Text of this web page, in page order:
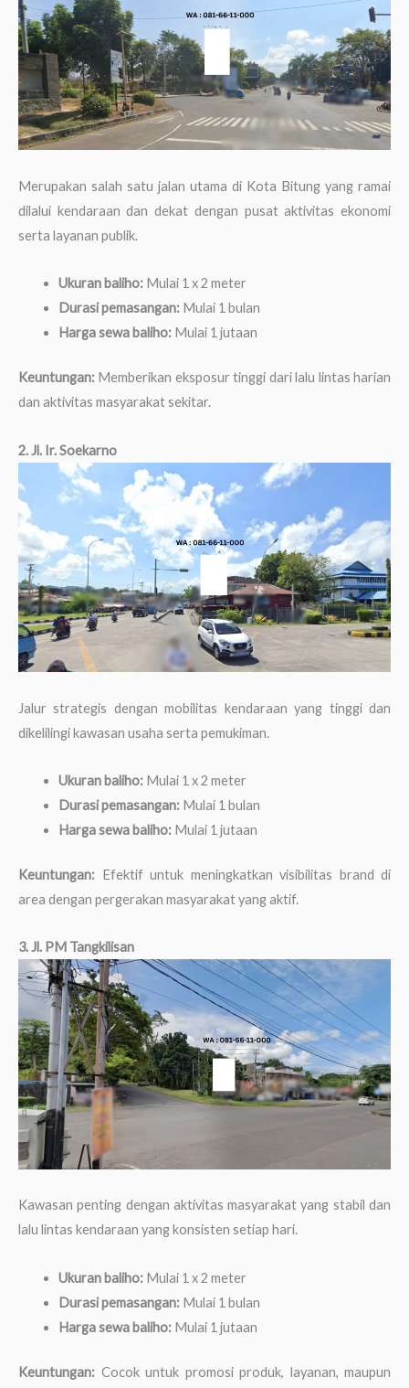
Merupakan salah satu jalan utama di Kota Bitung yang ramai
dilalui kendaraan dan dekat dengan pusat aktivitas ekonomi
serta layanan publik.
Ukuran baliho:Mulai 1 x 2 meter
Durasi pemasangan:Mulai 1 bulan
Harga sewa baliho:Mulai 1 jutaan
Keuntungan: Memberikan eksposur tinggi dari lalu lintas harian
dan aktivitas masyarakat sekitar.
2. Jl. Ir. Soekarno
Jalur strategis dengan mobilitas kendaraan yang tinggi dan
dikelilingi kawasan usaha serta pemukiman.
Ukuran baliho:Mulai 1 x 2 meter
Durasi pemasangan:Mulai 1 bulan
Harga sewa baliho:Mulai 1 jutaan
Keuntungan: Efektif untuk meningkatkan visibilitas brand di
area dengan pergerakan masyarakat yang aktif.
3. Jl. PM Tangkilisan
Kawasan penting dengan aktivitas masyarakat yang stabil dan
lalu lintas kendaraan yang konsisten setiap hari.
Ukuran baliho:Mulai 1 x 2 meter
Durasi pemasangan:Mulai 1 bulan
Harga sewa baliho:Mulai 1 jutaan
Keuntungan: Cocok untuk promosi produk, layanan, maupun